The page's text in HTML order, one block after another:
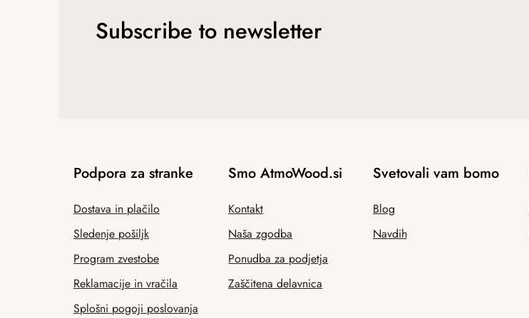
Subscribe to newsletter
Podpora za stranke
Dostava in plačilo
Sledenje pošiljk
Program zvestobe
Reklamacije in vračila
Splošni pogoji poslovanja
Smo AtmoWood.si
Kontakt
Naša zgodba
Ponudba za podjetja
Zaščitena delavnica
Svetovali vam bomo
Blog
Navdih